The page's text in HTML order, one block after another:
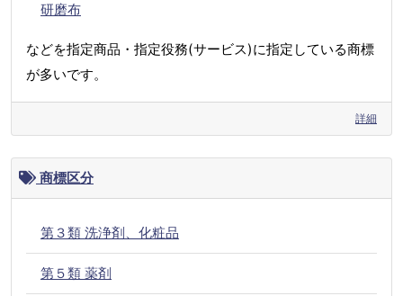
研磨布
などを指定商品・指定役務(サービス)に指定している商標
が多いです。
詳細
商標区分
第３類 洗浄剤、化粧品
第５類 薬剤